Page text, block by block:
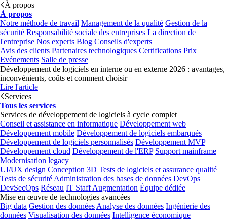
À propos
À propos
Notre méthode de travail Management de la qualité Gestion de la
sécurité Responsabilité sociale des entreprises La direction de
l'entreprise Nos experts Blog Conseils d'experts
Avis des clients Partenaires technologiques Certifications Prix
Evénements Salle de presse
Développement de logiciels en interne ou en externe 2026 : avantages,
inconvénients, coûts et comment choisir
Lire l'article
Services
Tous les services
Services de développement de logiciels à cycle complet
Conseil et assistance en informatique Développement web
Développement mobile Développement de logiciels embarqués
Développement de logiciels personnalisés Développement MVP
Développement cloud Développement de l'ERP Support mainframe
Modernisation legacy
UI/UX design Conception 3D Tests de logiciels et assurance qualité
Tests de sécurité Administration des bases de données DevOps
DevSecOps Réseau IT Staff Augmentation Équipe dédiée
Mise en œuvre de technologies avancées
Big data Gestion des données Analyse des données Ingénierie des
données Visualisation des données Intelligence économique